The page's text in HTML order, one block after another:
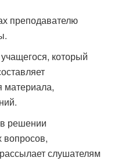
преподавателю
который
материала,
решении
вопросов,
слушателям